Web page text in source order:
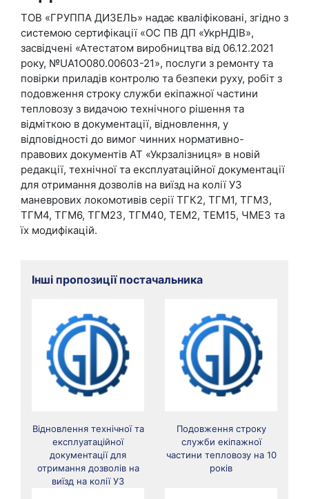
ТОВ «ГРУППА ДИЗЕЛЬ» надає кваліфіковані, згідно з
системою сертифікації «ОС ПВ ДП «УкрНДІВ»,
засвідчені «Атестатом виробництва від 06.12.2021
року, №UA1О080.00603-21», послуги з ремонту та
повірки приладів контролю та безпеки руху, робіт з
подовження строку служби екіпажної частини
тепловозу з видачою технічного рішення та
відміткою в документації, відновлення, у
відповідності до вимог чинних нормативно-
правових документів АТ «Укрзалізниця» в новій
редакції, технічної та експлуатаційної документації
для отримання дозволів на виїзд на колії УЗ
маневрових локомотивів серії ТГК2, ТГМ1, ТГМ3,
ТГМ4, ТГМ6, ТГМ23, ТГМ40, ТЕМ2, ТЕМ15, ЧМЕ3 та
їх модифікацій.
Інші пропозиції постачальника
Відновлення технічної та
експлуатаційної
документації для
отримання дозволів на
виїзд на колії УЗ
Подовження строку
служби екіпажної
частини тепловозу на 10
років